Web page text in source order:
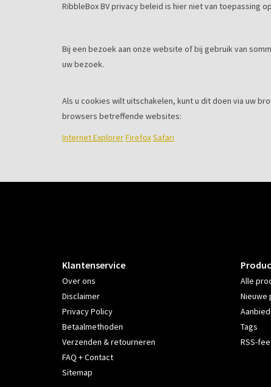
RibbleBox BV privacy beleid is hier niet van
Bij een bezoek aan onze website of bij gebruik van
uw bezoek.
Als u cookies wilt uitschakelen, kunt u dit doen via uw
browsers betreffende websites:
Internet ExplorerFirefoxSafari
Klantenservice
Over ons
Disclaimer
Privacy Policy
Betaalmethoden
Verzenden & retourneren
FAQ + Contact
Sitemap
Alle
Nieuwe
Tags
RSS-